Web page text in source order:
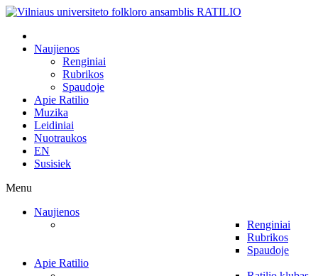
Naujienos
Renginiai
Rubrikos
Spaudoje
Apie Ratilio
Muzika
Leidiniai
Nuotraukos
EN
Susisiek
Menu
Naujienos
Renginiai
Rubrikos
Spaudoje
Apie Ratilio